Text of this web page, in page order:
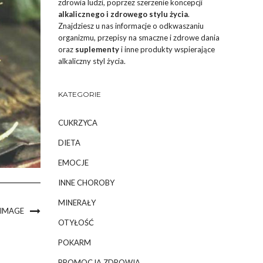
zdrowia ludzi, poprzez szerzenie koncepcji
alkalicznego i zdrowego stylu życia.
Znajdziesz u nas informacje o odkwaszaniu
organizmu, przepisy na smaczne i zdrowe dania
oraz suplementyi inne produkty wspierające
alkaliczny styl życia.
KATEGORIE
CUKRZYCA
DIETA
EMOCJE
INNE CHOROBY
MINERAŁY
OTYŁOŚĆ
POKARM